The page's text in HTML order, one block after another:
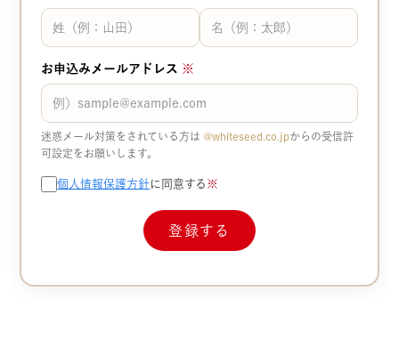
お申込みメールアドレス ※
迷惑メール対策をされている方は@whiteseed.co.jp​​からの受信許
可設定をお願いします。
個人情報保護方針に同意する ※